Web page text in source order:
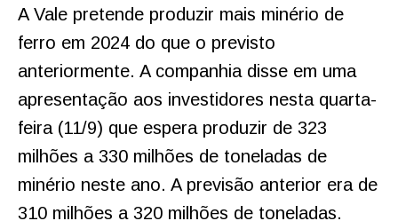
A Vale pretende produzir mais minério de
ferro em 2024 do que o previsto
anteriormente. A companhia disse em uma
apresentação aos investidores nesta quarta-
feira (11/9) que espera produzir de 323
milhões a 330 milhões de toneladas de
minério neste ano. A previsão anterior era de
310 milhões a 320 milhões de toneladas.